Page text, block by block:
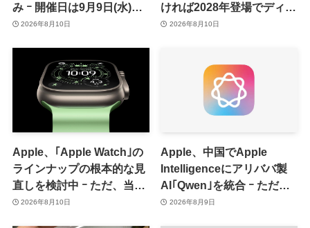
み ｰ 開催日は9月9日(水)、
予約受付開始日は9月12日
2026年8月10日
ければ2028年登場でディス
プレイが僅かに大型化
2026年8月10日
Apple、｢Apple Watch｣の
ラインナップの根本的な見
直しを検討中 ｰ ただ、当面
は控えめなアップグレード
2026年8月10日
Apple、中国でApple
Intelligenceにアリババ製
AI｢Qwen｣を統合 ｰ ただ、
ユーザーガイドを公開後に
2026年8月9日